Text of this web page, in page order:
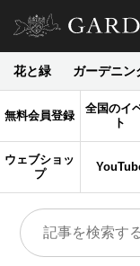
花と緑 ガーデニン
無料会員登録
全国のイ
ト
ウェブショッ
プ